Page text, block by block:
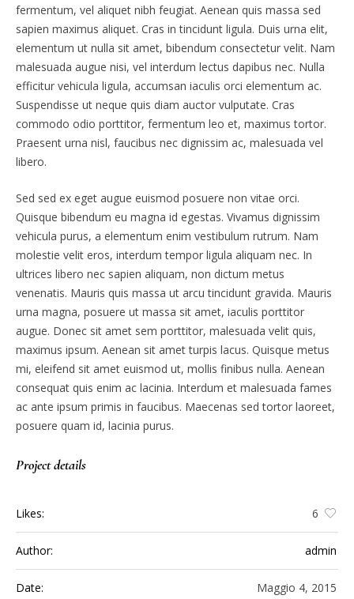
fermentum, vel aliquet nibh feugiat. Aenean quis massa sed
sapien maximus aliquet. Cras in tincidunt ligula. Duis urna elit,
elementum ut nulla sit amet, bibendum consectetur velit. Nam
malesuada augue nisi, vel interdum lectus dapibus nec. Nulla
efficitur vehicula ligula, accumsan iaculis orci elementum ac.
Suspendisse ut neque quis diam auctor vulputate. Cras
commodo odio porttitor, fermentum leo et, maximus tortor.
Praesent urna nisl, faucibus nec dignissim ac, malesuada vel
libero.
Sed sed ex eget augue euismod posuere non vitae orci.
Quisque bibendum eu magna id egestas. Vivamus dignissim
vehicula purus, a elementum enim vestibulum rutrum. Nam
molestie velit eros, interdum tempor ligula aliquam nec. In
ultrices libero nec sapien aliquam, non dictum metus
venenatis. Mauris quis massa ut arcu tincidunt gravida. Mauris
urna magna, posuere ut massa sit amet, iaculis porttitor
augue. Donec sit amet sem porttitor, malesuada velit quis,
maximus ipsum. Aenean sit amet turpis lacus. Quisque metus
mi, eleifend sit amet euismod ut, mollis finibus nulla. Aenean
consequat quis enim ac lacinia. Interdum et malesuada fames
ac ante ipsum primis in faucibus. Maecenas sed tortor laoreet,
posuere quam id, lacinia purus.
Project details
Likes: 6
Author: admin
Date: Maggio 4, 2015